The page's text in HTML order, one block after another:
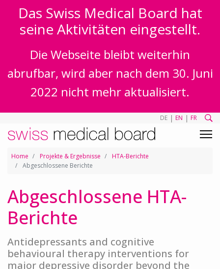
Das Swiss Medical Board hat
seine Aktivitäten eingestellt.
Die Webseite bleibt weiterhin
abrufbar, wird aber nach dem 30. Juni
2022 nicht mehr aktualisiert.
DE | EN | FR
Home Projekte & Ergebnisse
HTA-Berichte
Abgeschlossene Berichte
Abgeschlossene HTA-
Berichte
Antidepressants and cognitive
behavioural therapy interventions for
major depressive disorder beyond the